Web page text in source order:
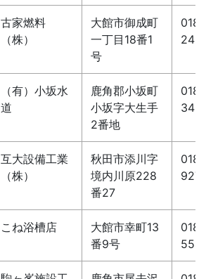
古家燃料
（株）
大館市御成町
一丁目18番1
号
（有）小坂水
道
鹿角郡小坂町
小坂字大生手
2番地
互大設備工業
（株）
秋田市添川字
境内川原228
番27
こね浴槽店
大館市幸町13
番9号